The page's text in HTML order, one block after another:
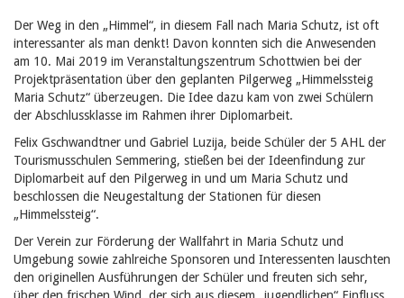
Der Weg in den „Himmel“, in diesem Fall nach Maria Schutz, ist oft
interessanter als man denkt! Davon konnten sich die Anwesenden
am 10. Mai 2019 im Veranstaltungszentrum Schottwien bei der
Projektpräsentation über den geplanten Pilgerweg „Himmelssteig
Maria Schutz“ überzeugen. Die Idee dazu kam von zwei Schülern
der Abschlussklasse im Rahmen ihrer Diplomarbeit.
Felix Gschwandtner und Gabriel Luzija, beide Schüler der 5 AHL der
Tourismusschulen Semmering, stießen bei der Ideenfindung zur
Diplomarbeit auf den Pilgerweg in und um Maria Schutz und
beschlossen die Neugestaltung der Stationen für diesen
„Himmelssteig“.
Der Verein zur Förderung der Wallfahrt in Maria Schutz und
Umgebung sowie zahlreiche Sponsoren und Interessenten lauschten
den originellen Ausführungen der Schüler und freuten sich sehr,
über den frischen Wind, der sich aus diesem „jugendlichen“ Einfluss